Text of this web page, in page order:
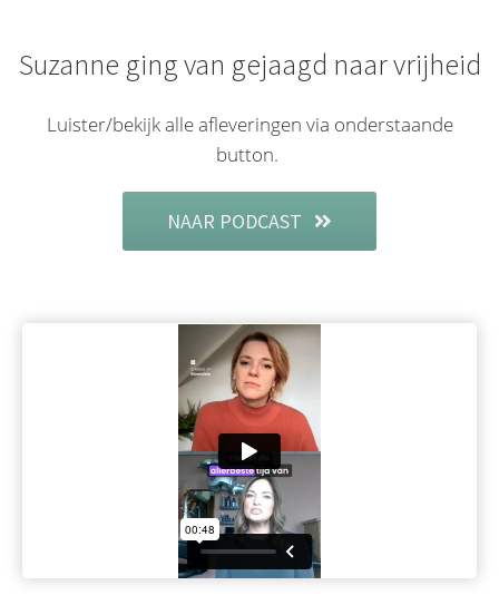
Suzanne ging van gejaagd naar vrijheid
Luister/bekijk alle afleveringen via onderstaande
button.
NAAR PODCAST